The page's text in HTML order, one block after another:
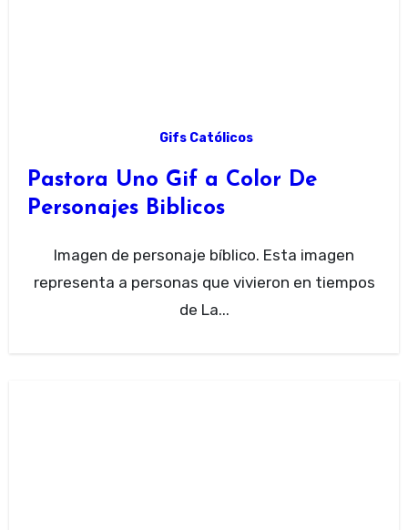
Gifs Católicos
Pastora Uno Gif a Color De
Personajes Biblicos
Imagen de personaje bíblico. Esta imagen
representa a personas que vivieron en tiempos
de La...